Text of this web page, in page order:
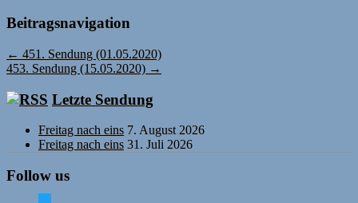
Beitragsnavigation
← 451. Sendung (01.05.2020)
453. Sendung (15.05.2020) →
Letzte Sendung
Freitag nach eins 7. August 2026
Freitag nach eins 31. Juli 2026
Follow us